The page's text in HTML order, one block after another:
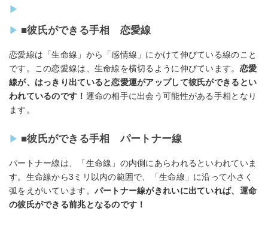
■彼氏ができる手相 恋愛線
恋愛線は「生命線」から「感情線」にかけて伸びている線のこと
です。この恋愛線は、生命線を横切るように伸びています。 恋愛
線が、はっきり出ていると恋愛運がアップして彼氏ができるとい
われているのです！ 運命の相手に出会う可能性がある手相となり
ます。
■彼氏ができる手相 パートナー線
パートナー線は、「生命線」の内側にあらわれるといわれていま
す。生命線から3ミリ以内の範囲で、「生命線」に沿って小さく
弧をえがいています。 パートナー線がきれいに出ていれば、運命
の彼氏ができる前兆となるのです！